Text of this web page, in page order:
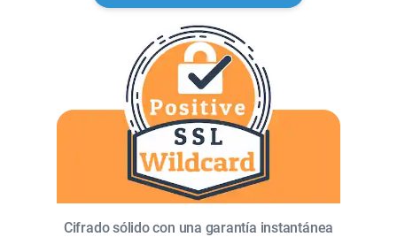
Cifrado sólido con una garantía instantánea